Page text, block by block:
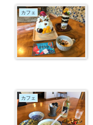
カフェ
カフェ